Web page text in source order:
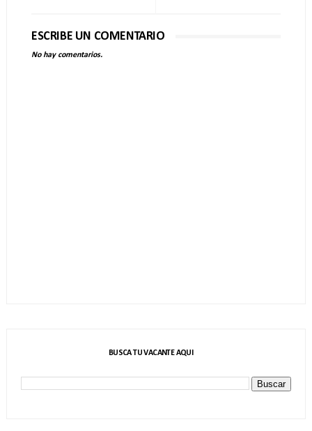
ESCRIBE UN COMENTARIO
No hay comentarios.
BUSCA TU VACANTE AQUI